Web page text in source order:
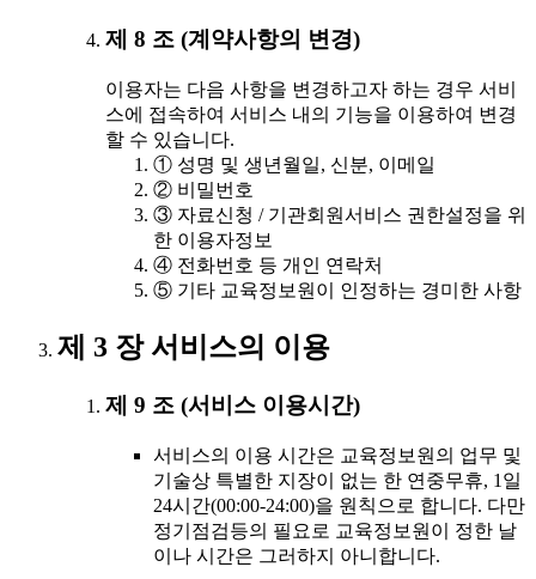
제 8 조 (계약사항의 변경)
이용자는 다음 사항을 변경하고자 하는 경우 서비
스에 접속하여 서비스 내의 기능을 이용하여 변경
할 수 있습니다.
① 성명 및 생년월일, 신분, 이메일
② 비밀번호
③ 자료신청 / 기관회원서비스 권한설정을 위
한 이용자정보
④ 전화번호 등 개인 연락처
⑤ 기타 교육정보원이 인정하는 경미한 사항
제 3 장 서비스의 이용
제 9 조 (서비스 이용시간)
서비스의 이용 시간은 교육정보원의 업무 및
기술상 특별한 지장이 없는 한 연중무휴, 1일
24시간(00:00-24:00)을 원칙으로 합니다. 다만
정기점검등의 필요로 교육정보원이 정한 날
이나 시간은 그러하지 아니합니다.